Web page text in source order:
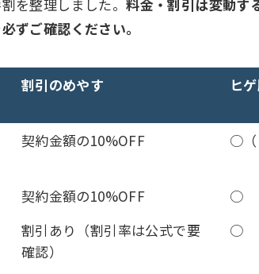
を整理しました。料金・割引は変動す
ずご確認ください。
割引のめやす ヒ
契約金額の10%OFF ○（
契約金額の10%OFF
○
割引あり（割引率は公式で要
確認）
○